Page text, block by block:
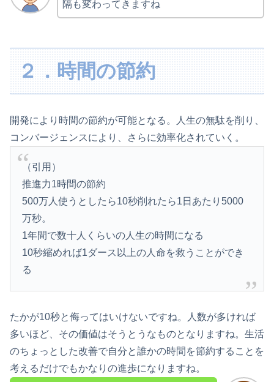
隔も変わってきますね
２．時間の節約
開発により時間の節約が可能となる。人生の無駄を削り、
コンバージェンスにより、さらに効率化されていく。
（引用）
推進力1時間の節約
500万人使うとしたら10秒削れたら1日あたり5000
万秒。
1年間で数十人くらいの人生の時間になる
10秒縮めれば1ダース以上の人命を救うことができ
る
たかが10秒と侮ってはいけないですね。人数が多ければ
多いほど、その価値はそうとうなものとなりますね。生活
のちょっとした改善で自分と誰かの時間を節約することを
考えるだけでもかなりの進歩になりますね。